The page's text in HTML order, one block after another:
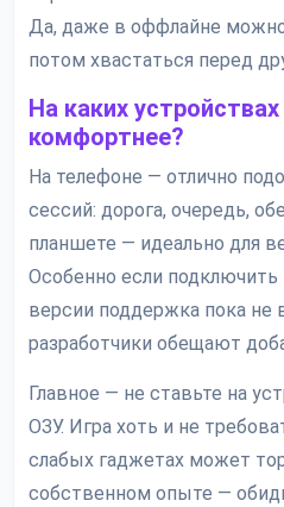
Да, даже в оффлайне
потом хвастаться перед
На каких устройствах
комфортнее?
На телефоне — отлично
сессий: дорога, очередь,
планшете — идеально для
Особенно если подключить
версии поддержка пока не
разработчики обещают
Главное — не ставьте на
ОЗУ. Игра хоть и не
слабых гаджетах может
собственном опыте —